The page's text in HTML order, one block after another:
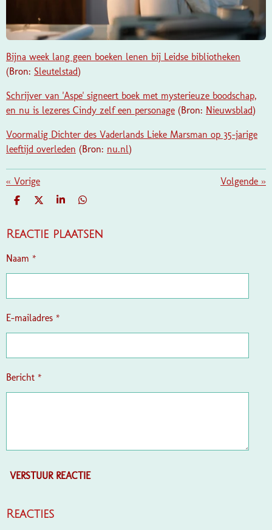
Bijna week lang geen boeken lenen bij Leidse bibliotheken
(Bron: Sleutelstad)
Schrijver van 'Aspe' signeert boek met mysterieuze boodschap,
en nu is lezeres Cindy zelf een personage (Bron: Nieuwsblad)
Voormalig Dichter des Vaderlands Lieke Marsman op 35-jarige
leeftijd overleden (Bron: nu.nl)
« Vorige Volgende »
D
E
D
L
S
R
D
E
Reactie plaatsen
Naam *
E-mailadres *
Bericht *
VERSTUUR REACTIE
Reacties